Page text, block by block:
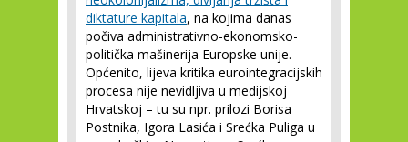
diktature kapitala, na kojima danas
počiva administrativno-ekonomsko-
politička mašinerija Europske unije.
Općenito, lijeva kritika eurointegracijskih
procesa nije nevidljiva u medijskoj
Hrvatskoj – tu su npr. prilozi Borisa
Postnika, Igora Lasića i Srećka Puliga u